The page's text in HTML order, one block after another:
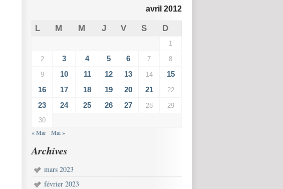
avril 2012
L M M J V S D
1
2 3 4 5 6 7 8
9 10 11 12 13 14
15
16
17 18 19 20 21 22
23 24 25 26 27 28
29
30
« Mar Mai »
Archives
mars 2023
février 2023